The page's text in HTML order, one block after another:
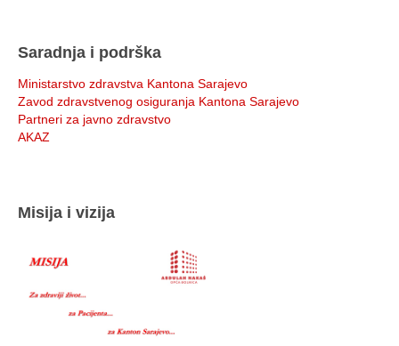
Saradnja i podrška
Ministarstvo zdravstva Kantona Sarajevo
Zavod zdravstvenog osiguranja Kantona Sarajevo
Partneri za javno zdravstvo
AKAZ
Misija i vizija